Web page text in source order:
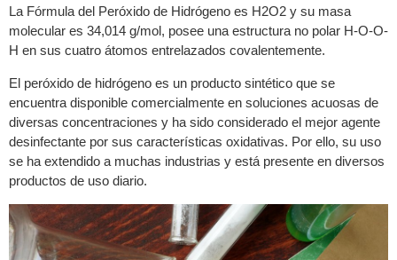
La Fórmula del Peróxido de Hidrógeno es H2O2 y su masa
molecular es 34,014 g/mol, posee una estructura no polar H-O-O-
H en sus cuatro átomos entrelazados covalentemente.
El peróxido de hidrógeno es un producto sintético que se
encuentra disponible comercialmente en soluciones acuosas de
diversas concentraciones y ha sido considerado el mejor agente
desinfectante por sus características oxidativas. Por ello, su uso
se ha extendido a muchas industrias y está presente en diversos
productos de uso diario.